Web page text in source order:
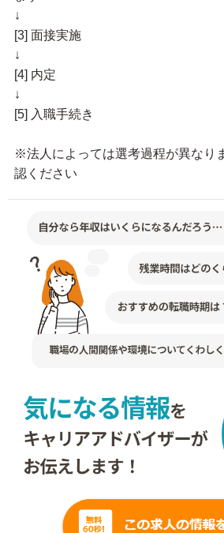
↓
[3] 面接実施
↓
[4] 内定
↓
[5] 入職手続き
※法人によっては選考過程が異なり
認ください